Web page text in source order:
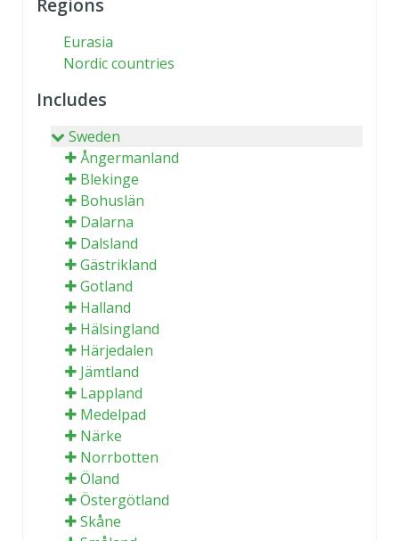
Regions
Eurasia
Nordic countries
Includes
Sweden
Ångermanland
Blekinge
Bohuslän
Dalarna
Dalsland
Gästrikland
Gotland
Halland
Hälsingland
Härjedalen
Jämtland
Lappland
Medelpad
Närke
Norrbotten
Öland
Östergötland
Skåne